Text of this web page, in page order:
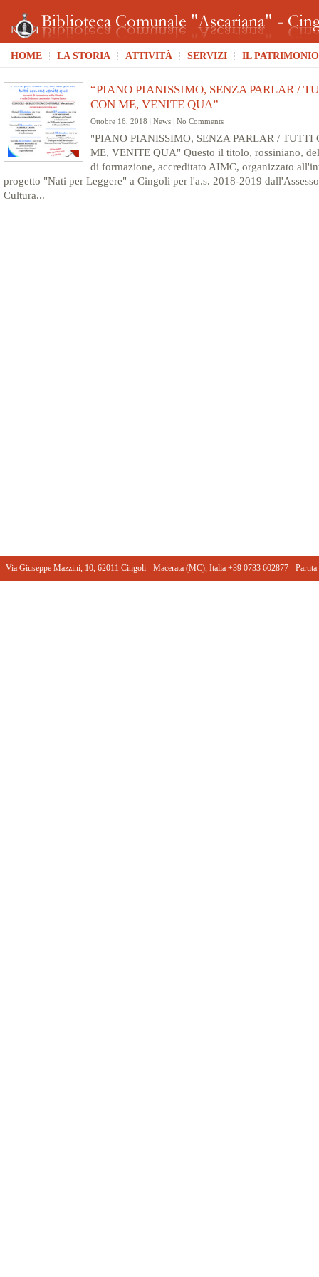
HOME LA STORIA ATTIVITÀ SERVIZI IL PATRIMONIO
“PIANO PIANISSIMO, SENZA PARLAR /
CON ME, VENITE QUA”
Ottobre 16, 2018 News No Comments
"PIANO PIANISSIMO, SENZA PARLAR / TUTTI
ME, VENITE QUA" Questo il titolo, rossiniano,
di formazione, accreditato AIMC, organizzato
progetto "Nati per Leggere" a Cingoli per l'a.s. 2018-2019
Cultura...
Via Giuseppe Mazzini, 10, 62011 Cingoli - Macerata (MC), Italia +39 0733 602877 ‎-